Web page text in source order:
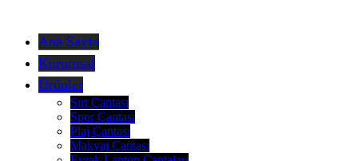
Ana Sayfa
Kurumsal
Ürünler
Sırt Çantası
Spor Çantası
Plaj Çantası
Makyaj Çantası